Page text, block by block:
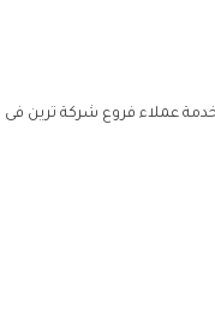
عملاء فروع شركة ترين